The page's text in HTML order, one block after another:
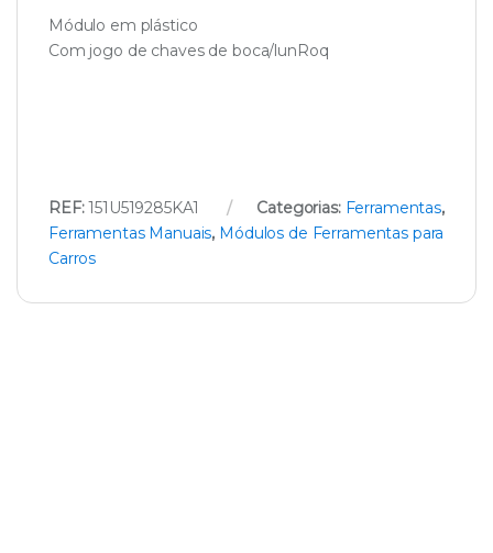
Módulo em plástico
Com jogo de chaves de boca/lunRoq
REF:151U519285KA1 Categorias: Ferramentas,
Ferramentas Manuais, Módulos de Ferramentas para
Carros